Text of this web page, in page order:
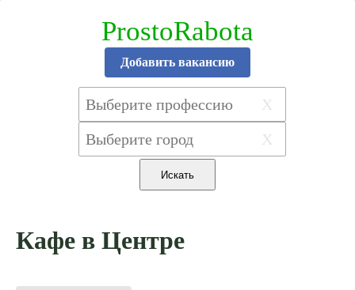
ProstoRabota
Добавить вакансию
X
X
Кафе в Центре